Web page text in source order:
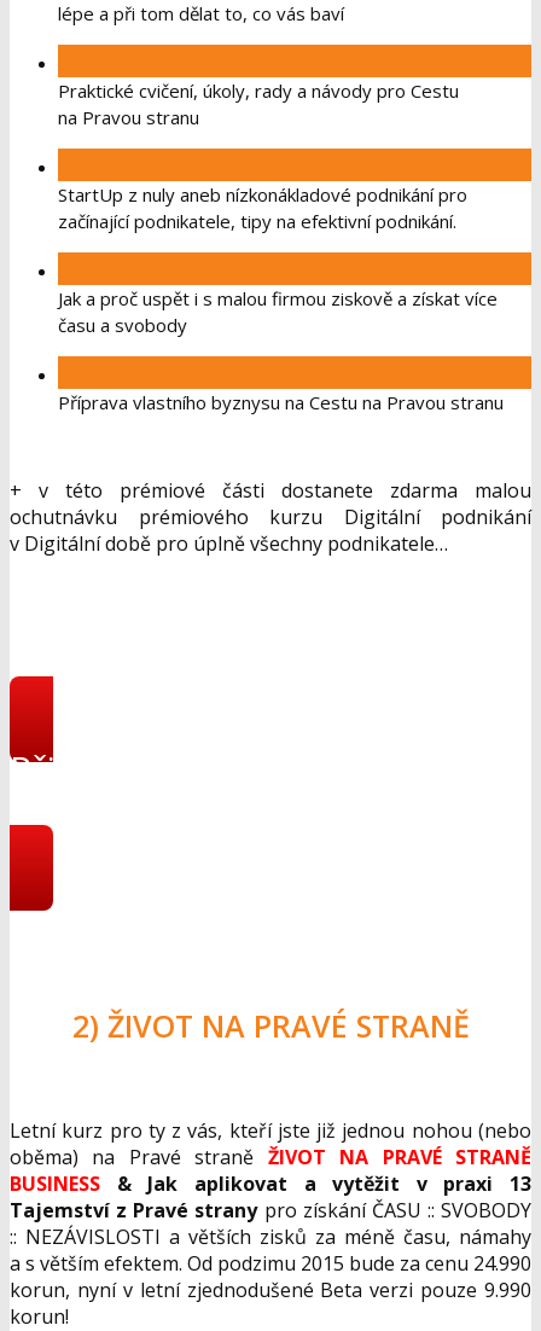
lépe a při tom dělat to, co vás baví
Praktické cvičení, úkoly, rady a návody pro Cestu
na Pravou stranu
StartUp z nuly aneb nízkonákladové podnikání pro
začínající podnikatele, tipy na efektivní podnikání.
Jak a proč uspět i s malou firmou ziskově a získat více
času a svobody
Příprava vlastního byznysu na Cestu na Pravou stranu
+ v této prémiové části dostanete zdarma malou
ochutnávku prémiového kurzu Digitální podnikání
v Digitální době pro úplně všechny podnikatele…
Přihlásit se do online
programu
2) ŽIVOT NA PRAVÉ STRANĚ
Letní kurz pro ty z vás, kteří jste již jednou nohou (nebo
oběma) na Pravé straně ŽIVOT NA PRAVÉ STRANĚ
BUSINESS & Jak aplikovat a vytěžit v praxi 13
Tajemství z Pravé stranypro získání ČASU :: SVOBODY
:: NEZÁVISLOSTI a větších zisků za méně času, námahy
a s větším efektem. Od podzimu 2015 bude za cenu 24.990
korun, nyní v letní zjednodušené Beta verzi pouze 9.990
korun!